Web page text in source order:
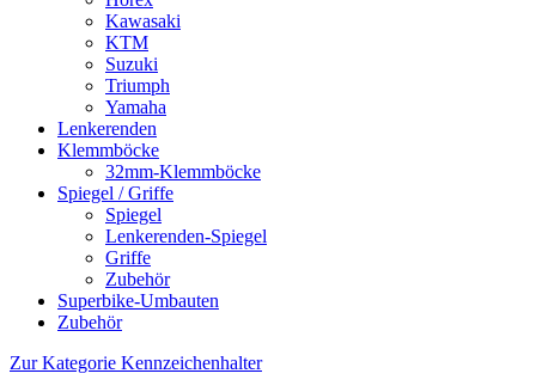
Kawasaki
KTM
Suzuki
Triumph
Yamaha
Lenkerenden
Klemmböcke
32mm-Klemmböcke
Spiegel / Griffe
Spiegel
Lenkerenden-Spiegel
Griffe
Zubehör
Superbike-Umbauten
Zubehör
Zur Kategorie Kennzeichenhalter